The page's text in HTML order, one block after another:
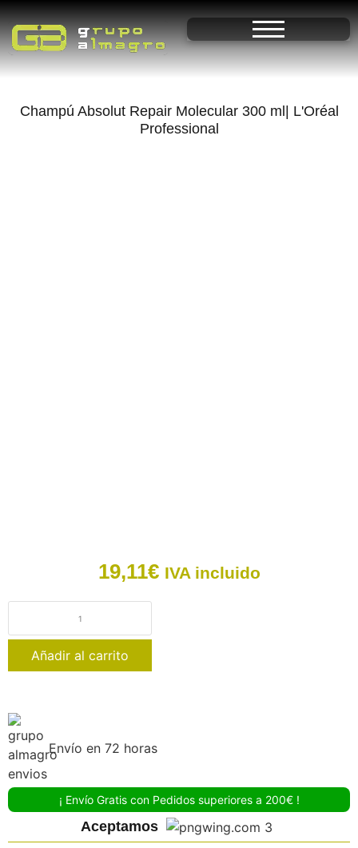
Champú Absolut Repair Molecular 300 ml| L'Oréal
Professional
19,11€ IVA incluido
Añadir al carrito
Envío en 72 horas
¡ Envío Gratis con Pedidos superiores a 200€ !
Aceptamos